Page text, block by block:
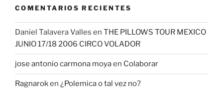
COMENTARIOS RECIENTES
Daniel Talavera Valles en THE PILLOWS TOUR MEXICO
JUNIO 17/18 2006 CIRCO VOLADOR
jose antonio carmona moyaen Colaborar
Ragnaroken ¿Polemica o tal vez no?